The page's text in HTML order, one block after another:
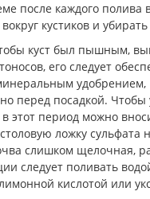
после каждого полива
кустиков и
куст был пышным,
его следует
удобрением,
перед посадкой. Чтобы
этот период можно
ложку сульфата
слишком щелочная,
следует поливать
кислотой или